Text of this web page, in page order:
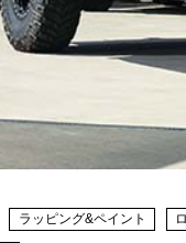
ラッピング&ペイント